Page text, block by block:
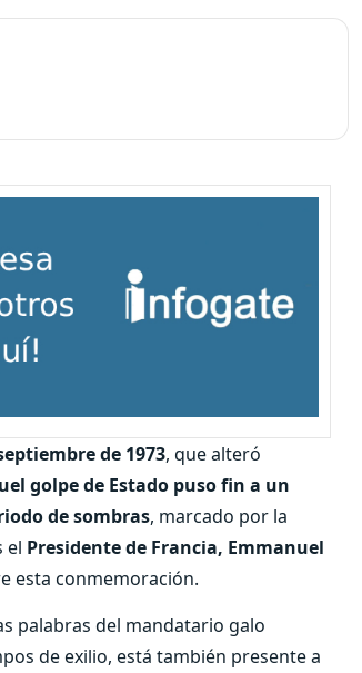
de 1973, que alteró
golpe de Estado puso fin a un
de sombras, marcado por la
el Presidente de Francia, Emmanuel
esta conmemoración.
palabras del mandatario galo
de exilio, está también presente a